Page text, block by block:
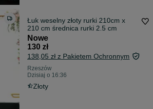
Łuk weselny złoty rurki 210cm x
210 cm średnica rurki 2.5 cm
Nowe
130 zł
138,05 zł z Pakietem Ochronnym
Rzeszów
Dzisiaj o 16:36
Złoty